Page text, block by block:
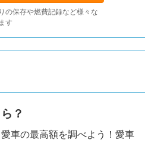
の保存や燃費記録など様々な
す
？
車の最高額を調べよう！愛車